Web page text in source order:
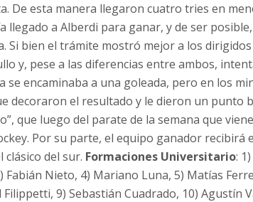
De esta manera llegaron cuatro tries en
llegado a Alberdi para ganar, y de ser
Si bien el trámite mostró mejor a los
y, pese a las diferencias entre ambos,
se encaminaba a una goleada, pero en los
decoraron el resultado y le dieron un punto
que luego del parate de la semana que
Por su parte, el equipo ganador recibirá
del sur. Formaciones Universitario:
Fabián Nieto, 4) Mariano Luna, 5) Matías
9) Sebastián Cuadrado, 10) Agustín